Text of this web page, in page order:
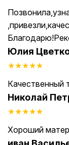
Юлия
★★★★★
Качественный
Николай
★★★★★
Хороший